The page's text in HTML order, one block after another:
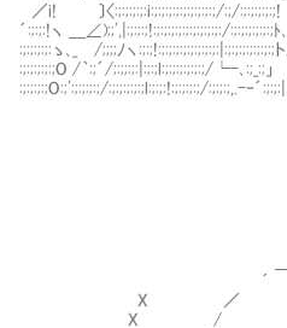
／i! 〕〈:;:;:;:;:i:;:;:;:;:;:;:;:;:;/:;/
´:;:;:!ヽ ＿∠);;',|:;:;:;!:;:;:;:;:;:;:;:;:;:/:;:;:;:;:;:;ﾄ
:;:;:;:;:ゝ､_ /;;;;ﾉヽ
:;:;:;:;:;O /｀:;´/;:;;:;:|:;:;l:;:;:;:;:;:;/└-
:;:;:;:;O:;':;:;:;:;/:;:;:;:;:;l:;:;:!:;:;:;:;/
´ ｀
X ／
X /